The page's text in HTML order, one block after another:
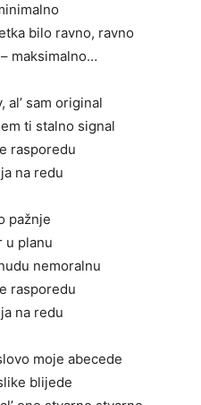
bilo ravno, ravno
maksimalno…
al’ sam original
ti stalno signal
rasporedu
na redu
pažnje
u planu
nemoralnu
rasporedu
na redu
moje abecede
blijede